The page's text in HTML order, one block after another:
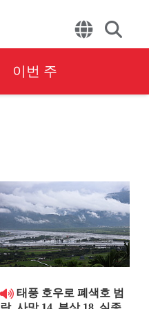
이번 주
태풍 호우로 폐색호 범